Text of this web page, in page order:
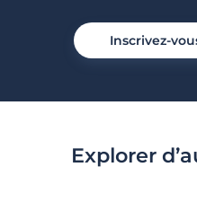
Inscrivez-
Explorer